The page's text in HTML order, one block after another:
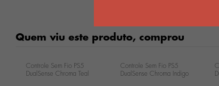
Quem viu este produto, comprou
Controle Sem Fio PS5
DualSense Chroma Teal
Controle Sem Fio PS5
DualSense Chroma Indigo